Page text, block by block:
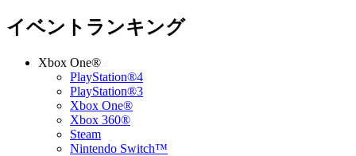
イベントランキング
Xbox One®
PlayStation®4
PlayStation®3
Xbox One®
Xbox 360®
Steam
Nintendo Switch™